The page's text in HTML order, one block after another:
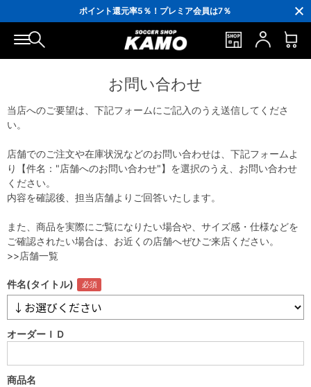
ポイント還元率5％！プレミア会員は7％
会員の方にはお誕生月に「10％OFFクーポン」プレゼント！
16,000円(税込)以上でシューズケースプレゼント！
3,300円(税込)以上で送料無料！
お問い合わせ
当店へのご要望は、下記フォームにご記入のうえ送信してくださ
い。
店舗でのご注文や在庫状況などのお問い合わせは、下記フォームよ
り【件名："店舗へのお問い合わせ"】を選択のうえ、お問い合わせ
ください。
内容を確認後、担当店舗よりご回答いたします。
また、商品を実際にご覧になりたい場合や、サイズ感・仕様などを
ご確認されたい場合は、お近くの店舗へぜひご来店ください。
>>店舗一覧
件名(タイトル)
オーダーＩＤ
商品名